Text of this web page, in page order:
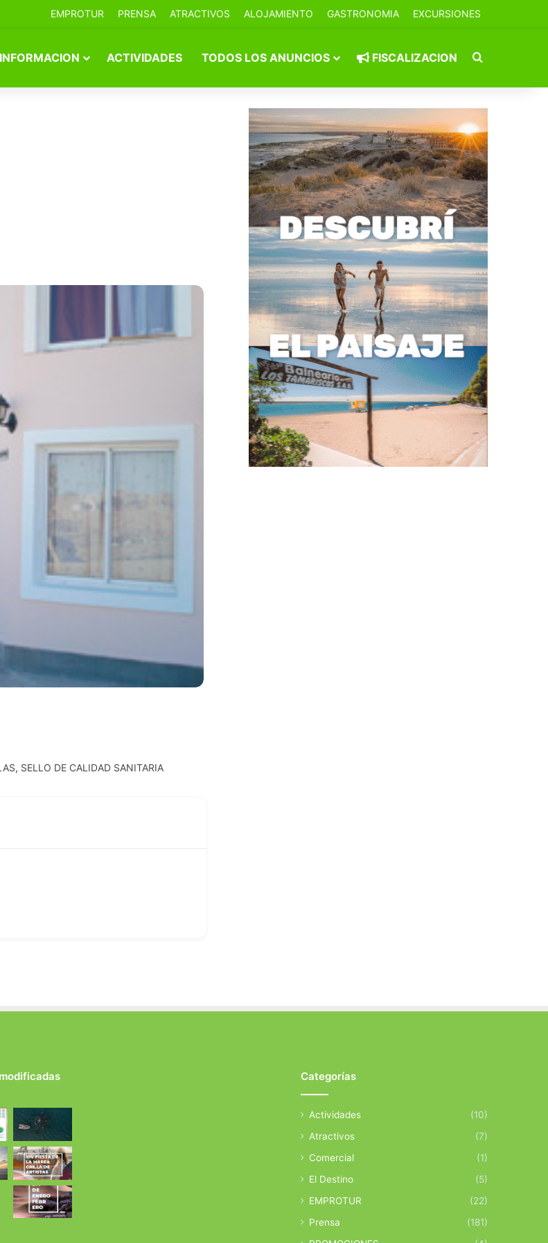
EMPROTUR PRENSA ATRACTIVOS ALOJAMIENTO GASTRONOMIA EXCURSIONES
INFORMACION ACTIVIDADES TODOS LOS ANUNCIOS FISCALIZACION Buscar por
, SELLO DE CALIDAD SANITARIA
Categorías
Actividades
(10)
Atractivos
(7)
Comercial
(1)
El Destino
(5)
EMPROTUR
(22)
Prensa
(181)